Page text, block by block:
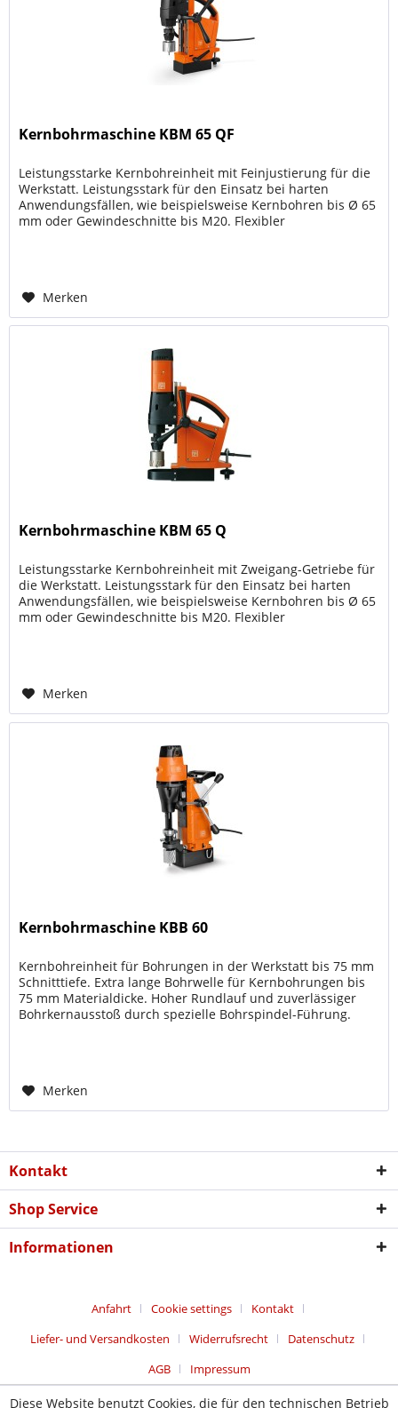
Kernbohrmaschine KBM 65 QF
Leistungsstarke Kernbohreinheit mit Feinjustierung für die
Werkstatt. Leistungsstark für den Einsatz bei harten
Anwendungsfällen, wie beispielsweise Kernbohren bis Ø 65
mm oder Gewindeschnitte bis M20. Flexibler
Merken
Kernbohrmaschine KBM 65 Q
Leistungsstarke Kernbohreinheit mit Zweigang-Getriebe für
die Werkstatt. Leistungsstark für den Einsatz bei harten
Anwendungsfällen, wie beispielsweise Kernbohren bis Ø 65
mm oder Gewindeschnitte bis M20. Flexibler
Merken
Kernbohrmaschine KBB 60
Kernbohreinheit für Bohrungen in der Werkstatt bis 75 mm
Schnitttiefe. Extra lange Bohrwelle für Kernbohrungen bis
75 mm Materialdicke. Hoher Rundlauf und zuverlässiger
Bohrkernausstoß durch spezielle Bohrspindel-Führung.
Merken
Kontakt
Shop Service
Informationen
Anfahrt Cookie settings
Kontakt
Liefer- und Versandkosten
Widerrufsrecht
Datenschutz
AGB
Impressum
Diese Website benutzt Cookies, die für den technischen Betrieb